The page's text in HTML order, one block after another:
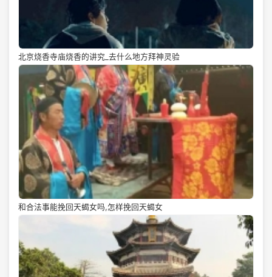
北京烧香寺庙烧香的讲究_去什么地方拜神灵验
和合法事能挽回天蝎女吗,怎样挽回天蝎女